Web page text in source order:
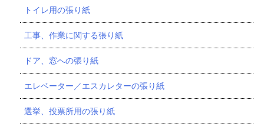
トイレ用の張り紙
工事、作業に関する張り紙
ドア、窓への張り紙
エレベーター／エスカレターの張り紙
選挙、投票所用の張り紙